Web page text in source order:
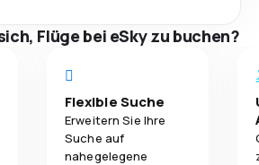
Flüge bei eSky zu buchen?
Flexible Suche
Erweitern Sie Ihre
Suche auf
nahegelegene